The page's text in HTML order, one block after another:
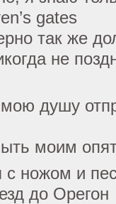
gates
так же
не
душу
моим
с ножом и
до Орегон